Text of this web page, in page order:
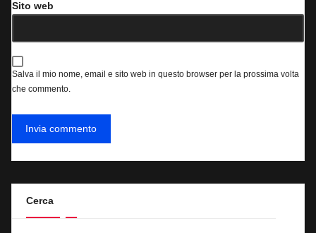
Sito web
Salva il mio nome, email e sito web in questo browser per la prossima volta
che commento.
Cerca